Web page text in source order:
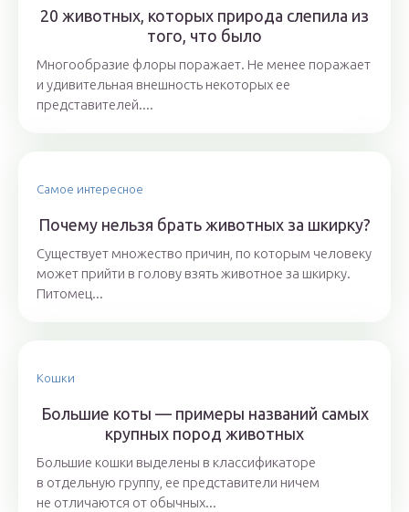
20 животных, которых природа слепила из
того, что было
Многообразие флоры поражает. Не менее поражает
и удивительная внешность некоторых ее
представителей....
Самое интересное
Почему нельзя брать животных за шкирку?
Существует множество причин, по которым человеку
может прийти в голову взять животное за шкирку.
Питомец...
Кошки
Большие коты — примеры названий самых
крупных пород животных
Большие кошки выделены в классификаторе
в отдельную группу, ее представители ничем
не отличаются от обычных...